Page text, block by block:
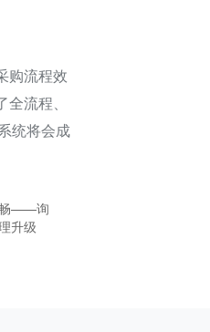
购流程效
流程、
统将会成
畅——询
升级